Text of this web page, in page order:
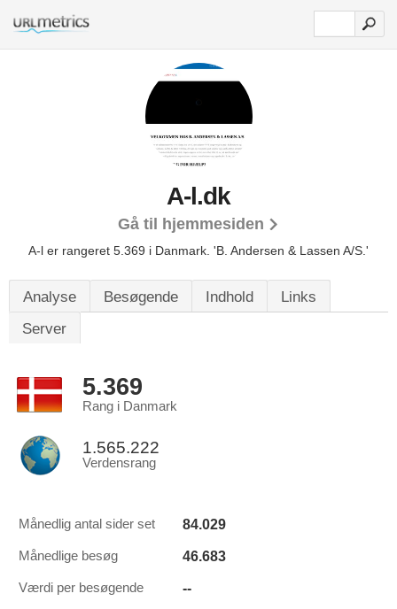
A-l.dk
Gå til hjemmesiden
A-l er rangeret 5.369 i Danmark. 'B. Andersen & Lassen A/S.'
Analyse Besøgende Indhold
Links
Server
5.369
Rang i Danmark
1.565.222
Verdensrang
Månedlig antal sider set 84.029
Månedlige besøg 46.683
Værdi per besøgende --